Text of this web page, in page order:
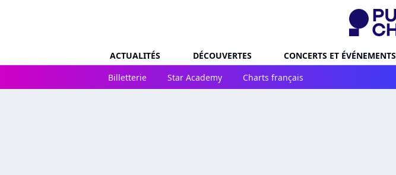
ACTUALITÉS DÉCOUVERTES CONCERTS ET ÉVÉNEMENTS
Billetterie
Star Academy Charts français